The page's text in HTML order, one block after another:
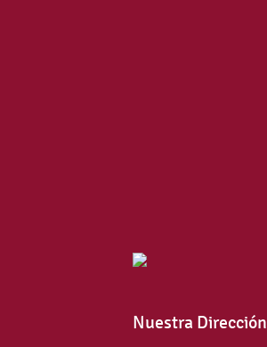
Nuestra Dirección